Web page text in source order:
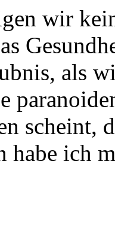
wir
als
scheint,
habe ich